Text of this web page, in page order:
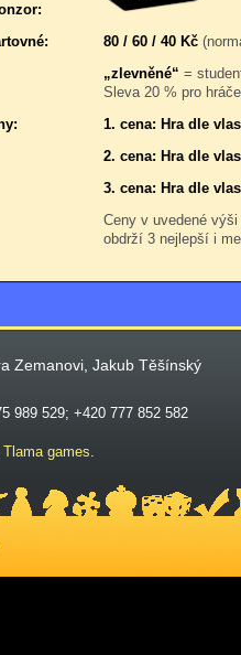
80 / 60 / 40 Kč
„zlevněné“ =
Sleva 20 % pro
1. cena: Hra dle
2. cena: Hra dle
3. cena: Hra dle
Ceny v uvedené
obdrží 3 nejlepší i
Zemanovi, Jakub Těšínský
989 529; +420 777 852 582
Tlama games.